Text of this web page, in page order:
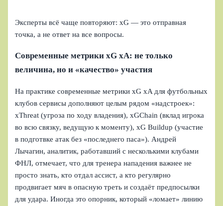
Эксперты всё чаще повторяют: xG — это отправная
точка, а не ответ на все вопросы.
Современные метрики xG xA: не только
величина, но и «качество» участия
На практике современные метрики xG xA для футбольных
клубов сервисы дополняют целым рядом «надстроек»:
xThreat (угроза по ходу владения), xGChain (вклад игрока
во всю связку, ведущую к моменту), xG Buildup (участие
в подготвке атак без «последнего паса»). Андрей
Лычагин, аналитик, работавший с несколькими клубами
ФНЛ, отмечает, что для тренера нападения важнее не
просто знать, кто отдал ассист, а кто регулярно
продвигает мяч в опасную треть и создаёт предпосылки
для удара. Иногда это опорник, который «ломает» линию